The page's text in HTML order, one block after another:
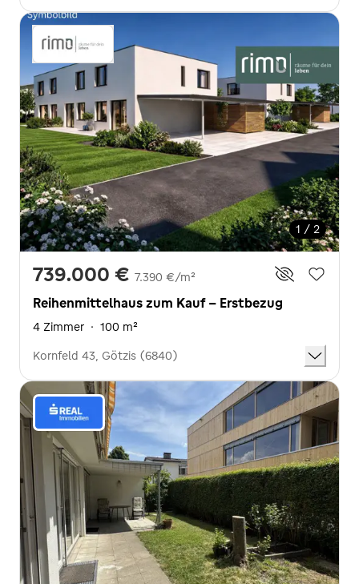
1 / 2
739.000 € 7.390 €/m²
Reihenmittelhaus zum Kauf - Erstbezug
4 Zimmer · 100 m²
Kornfeld 43, Götzis (6840)